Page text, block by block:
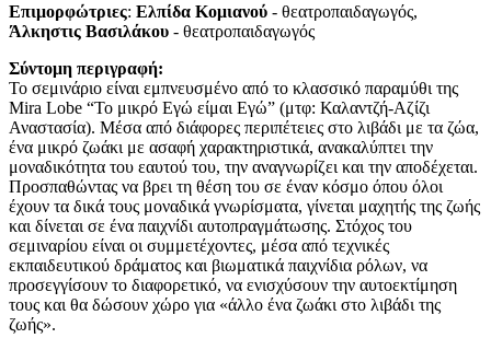
Επιμορφώτριες: Ελπίδα Κομιανού - θεατροπαιδαγωγός,
Άλκηστις Βασιλάκου - θεατροπαιδαγωγός
Σύντομη περιγραφή:
Το σεμινάριο είναι εμπνευσμένο από το κλασσικό παραμύθι της
Mira Lobe “Το μικρό Εγώ είμαι Εγώ” (μτφ: Καλαντζή-Αζίζι
Αναστασία). Μέσα από διάφορες περιπέτειες στο λιβάδι με τα ζώα,
ένα μικρό ζωάκι με ασαφή χαρακτηριστικά, ανακαλύπτει την
μοναδικότητα του εαυτού του, την αναγνωρίζει και την αποδέχεται.
Προσπαθώντας να βρει τη θέση του σε έναν κόσμο όπου όλοι
έχουν τα δικά τους μοναδικά γνωρίσματα, γίνεται μαχητής της ζωής
και δίνεται σε ένα παιχνίδι αυτοπραγμάτωσης. Στόχος του
σεμιναρίου είναι οι συμμετέχοντες, μέσα από τεχνικές
εκπαιδευτικού δράματος και βιωματικά παιχνίδια ρόλων, να
προσεγγίσουν το διαφορετικό, να ενισχύσουν την αυτοεκτίμηση
τους και θα δώσουν χώρο για «άλλο ένα ζωάκι στο λιβάδι της
ζωής».